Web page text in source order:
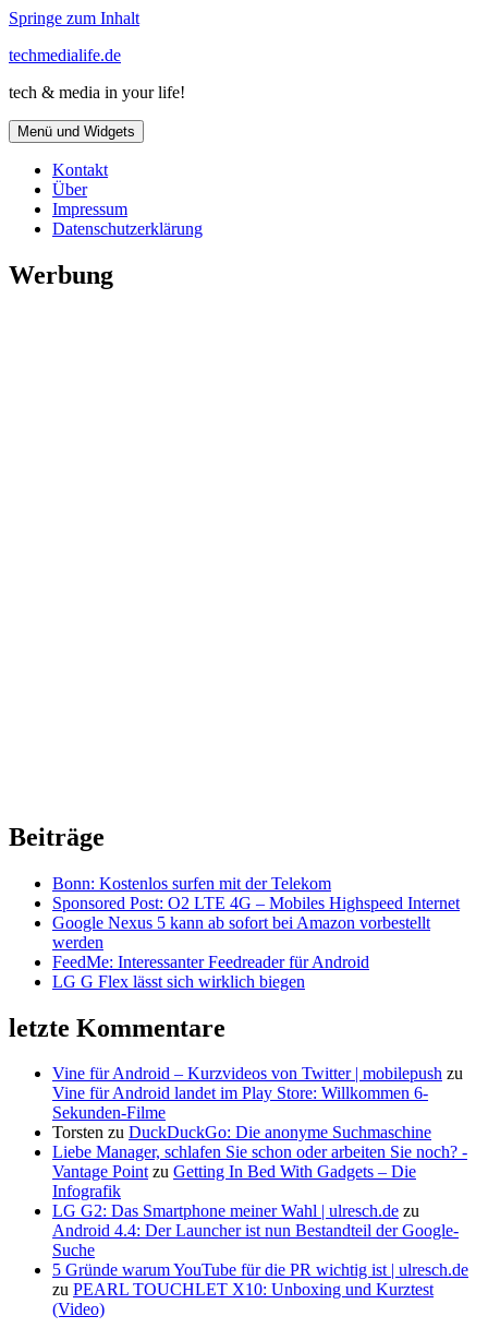
Springe zum Inhalt
techmedialife.de
tech & media in your life!
Menü und Widgets
Kontakt
Über
Impressum
Datenschutzerklärung
Werbung
Beiträge
Bonn: Kostenlos surfen mit der Telekom
Sponsored Post: O2 LTE 4G – Mobiles Highspeed Internet
Google Nexus 5 kann ab sofort bei Amazon vorbestellt
werden
FeedMe: Interessanter Feedreader für Android
LG G Flex lässt sich wirklich biegen
letzte Kommentare
Vine für Android – Kurzvideos von Twitter | mobilepush zu
Vine für Android landet im Play Store: Willkommen 6-
Sekunden-Filme
Torsten zu DuckDuckGo: Die anonyme Suchmaschine
Liebe Manager, schlafen Sie schon oder arbeiten Sie noch? -
Vantage Pointzu Getting In Bed With Gadgets – Die
Infografik
LG G2: Das Smartphone meiner Wahl | ulresch.de zu
Android 4.4: Der Launcher ist nun Bestandteil der Google-
Suche
5 Gründe warum YouTube für die PR wichtig ist | ulresch.de
zu PEARL TOUCHLET X10: Unboxing und Kurztest
(Video)